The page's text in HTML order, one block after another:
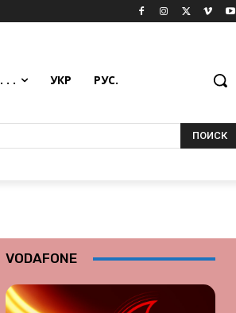
. . . УКР РУС.
ПОИСК
VODAFONE